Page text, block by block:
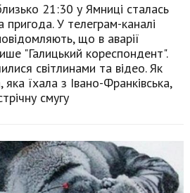
21:30 у Ямниці сталась
У телеграм-каналі
що в аварії
"Галицький кореспондент".
світлинами та відео. Як
яка їхала з Івано-Франківська,
смугу